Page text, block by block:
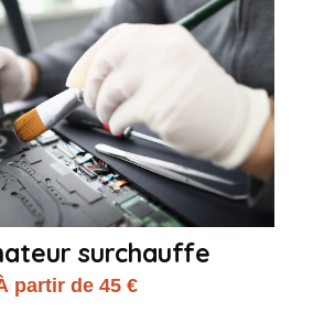
surchauffe
partir de 45 €